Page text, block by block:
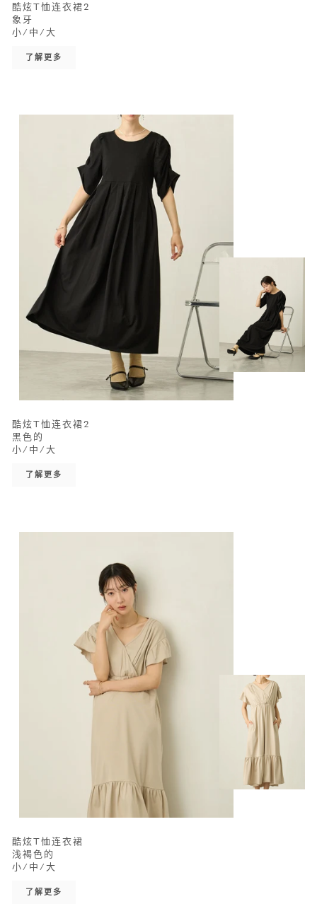
酷炫T恤连衣裙2
象牙
小/中/大
了解更多
酷炫T恤连衣裙2
黑色的
小/中/大
了解更多
酷炫T恤连衣裙
浅褐色的
小/中/大
了解更多